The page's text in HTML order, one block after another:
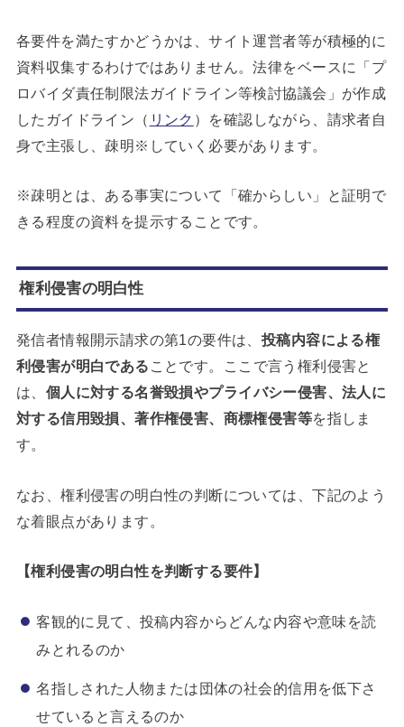
各要件を満たすかどうかは、サイト運営者等が積極的に
資料収集するわけではありません。法律をベースに「プ
ロバイダ責任制限法ガイドライン等検討協議会」が作成
したガイドライン（ リンク ）を確認しながら、請求者自
身で主張し、疎明※していく必要があります。
※疎明とは、ある事実について「確からしい」と証明で
きる程度の資料を提示することです。
権利侵害の明白性
発信者情報開示請求の第1の要件は、 投稿内容による権
利侵害が明白である ことです。ここで言う権利侵害と
は、 個人に対する名誉毀損やプライバシー侵害、法人に
対する信用毀損、著作権侵害、商標権侵害等を指しま
す。
なお、権利侵害の明白性の判断については、下記のよう
な着眼点があります。
【権利侵害の明白性を判断する要件】
客観的に見て、投稿内容からどんな内容や意味を読
みとれるのか
名指しされた人物または団体の社会的信用を低下さ
せていると言えるのか